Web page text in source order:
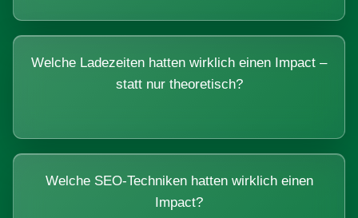
Welche Ladezeiten hatten wirklich einen Impact –
statt nur theoretisch?
Welche SEO-Techniken hatten wirklich einen
Impact?